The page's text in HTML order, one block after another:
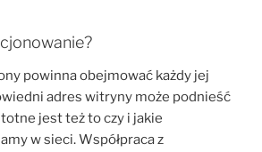
powinna obejmować każdy jej
adres witryny może podnieść
jest też to czy i jakie
w sieci. Współpraca z